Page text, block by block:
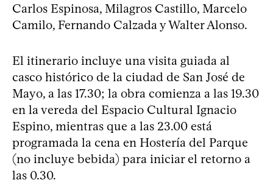
Carlos Espinosa, Milagros Castillo, Marcelo
Camilo, Fernando Calzada y Walter Alonso.
El itinerario incluye una visita guiada al
casco histórico de la ciudad de San José de
Mayo, a las 17.30; la obra comienza a las 19.30
en la vereda del Espacio Cultural Ignacio
Espino, mientras que a las 23.00 está
programada la cena en Hostería del Parque
(no incluye bebida) para iniciar el retorno a
las 0.30.